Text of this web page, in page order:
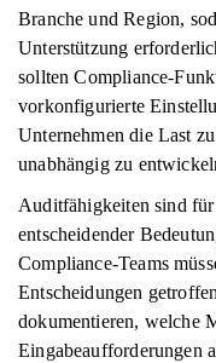
Branche und Region,
Unterstützung
sollten Compliance-
vorkonfigurierte
Unternehmen die Last
unabhängig zu
Auditfähigkeiten sind
entscheidender
Compliance-Teams
Entscheidungen
dokumentieren, welche
Eingabeaufforderungen